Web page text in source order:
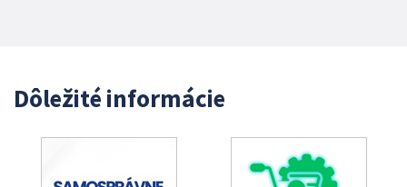
Dôležité informácie